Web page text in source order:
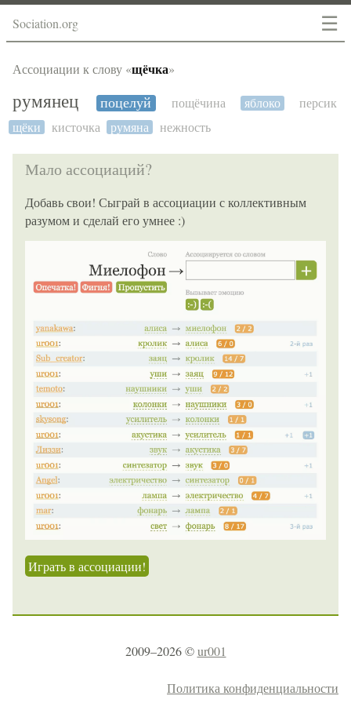
☰
Sociation.org
Ассоциации к слову «щёчка»
румянец поцелуй пощёчина яблоко
персик
щёки
кисточка румяна нежность
Мало ассоциаций?
Добавь свои! Сыграй в ассоциации с коллективным
разумом и сделай его умнее :)
Играть в ассоциации!
2009–2026 ©ur001
Политика конфиденциальности